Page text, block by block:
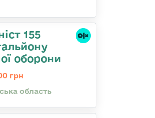
155
оборони
грн
область